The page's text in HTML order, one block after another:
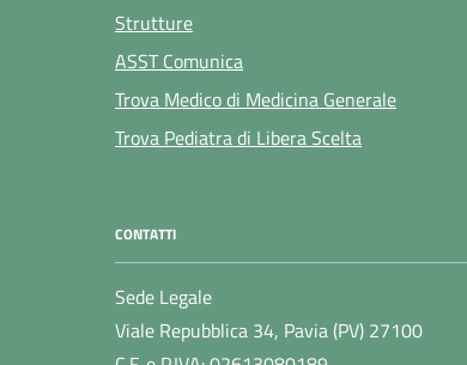
Strutture
ASST Comunica
Trova Medico di Medicina Generale
Trova Pediatra di Libera Scelta
CONTATTI
Sede Legale
Viale Repubblica 34, Pavia (PV) 27100